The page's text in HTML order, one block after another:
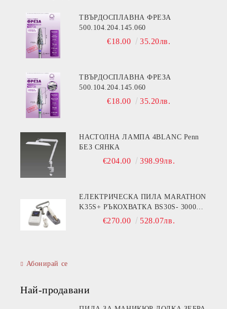
ТВЪРДОСПЛАВНА ФРЕЗА
500.104.204.145.060
€18.00 35.20лв.
ТВЪРДОСПЛАВНА ФРЕЗА
500.104.204.145.060
€18.00 35.20лв.
НАСТОЛНА ЛАМПА 4BLANC Penn
БЕЗ СЯНКА
€204.00 398.99лв.
ЕЛЕКТРИЧЕСКА ПИЛА MARATHON
K35S+ РЪКОХВАТКА BS30S- 30000
ОБОРОТА€270.00 528.07лв.
Абонирай се
Най-продавани